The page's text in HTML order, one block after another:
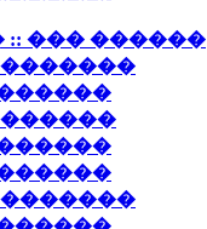
��� ������